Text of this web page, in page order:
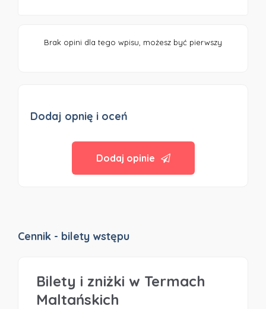
Brak opini dla tego wpisu, możesz być pierwszy
Dodaj opnię i oceń
Dodaj opinie
Cennik - bilety wstępu
Bilety i zniżki w Termach
Maltańskich